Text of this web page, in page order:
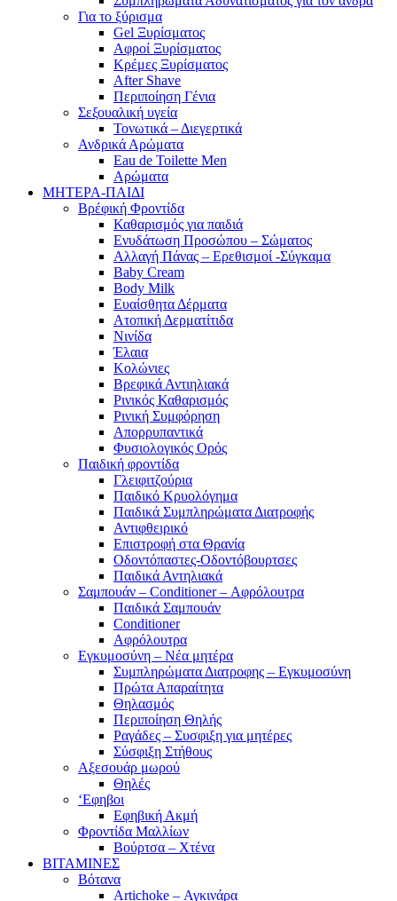
Για το ξύρισμα
Gel Ξυρίσματος
Αφροί Ξυρίσματος
Κρέμες Ξυρίσματος
After Shave
Περιποίηση Γένια
Σεξουαλική υγεία
Τονωτικά – Διεγερτικά
Ανδρικά Αρώματα
Eau de Toilette Men
Αρώματα
ΜΗΤΕΡΑ-ΠΑΙΔΙ
Βρέφική Φροντίδα
Καθαρισμός για παιδιά
Ενυδάτωση Προσώπου – Σώματος
Αλλαγή Πάνας – Ερεθισμοί -Σύγκαμα
Baby Cream
Body Milk
Ευαίσθητα Δέρματα
Ατοπική Δερματίτιδα
Νινίδα
Έλαια
Κολώνιες
Βρεφικά Αντιηλιακά
Ρινικός Καθαρισμός
Ρινική Συμφόρηση
Απορρυπαντικά
Φυσιολογικός Ορός
Παιδική φροντίδα
Γλειφιτζούρια
Παιδικό Κρυολόγημα
Παιδικά Συμπληρώματα Διατροφής
Αντιφθειρικό
Επιστροφή στα Θρανία
Οδοντόπαστες-Οδοντόβουρτσες
Παιδικά Αντηλιακά
Σαμπουάν – Conditioner – Αφρόλουτρα
Παιδικά Σαμπουάν
Conditioner
Αφρόλουτρα
Εγκυμοσύνη – Νέα μητέρα
Συμπληρώματα Διατροφης – Εγκυμοσύνη
Πρώτα Απαραίτητα
Θηλασμός
Περιποίηση Θηλής
Ραγάδες – Συσφιξη για μητέρες
Σύσφιξη Στήθους
Αξεσουάρ μωρού
Θηλές
‘Εφηβοι
Εφηβική Ακμή
Φροντίδα Μαλλίων
Βούρτσα – Χτένα
ΒΙΤΑΜΙΝΕΣ
Βότανα
Artichoke – Αγκινάρα